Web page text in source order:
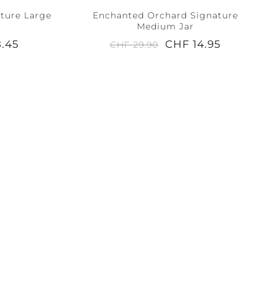
Large
Enchanted Orchard Signature
Medium Jar
CHF 29.90
CHF 14.95